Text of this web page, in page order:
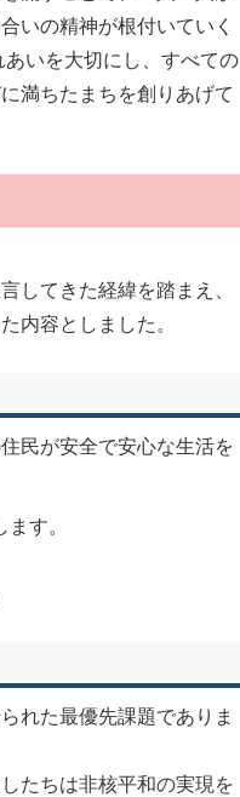
いの精神が根付いていく
いを大切にし、すべての
満ちたまちを創りあげて
してきた経緯を踏まえ、
内容としました。
民が安全で安心な生活を
す。
れた最優先課題でありま
たちは非核平和の実現を